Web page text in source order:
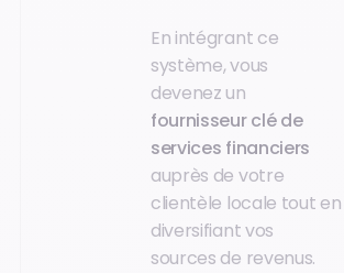
En intégrant ce
système, vous
devenez un
fournisseur clé de
services financiers
auprès de votre
clientèle locale tout en
diversifiant vos
sources de revenus.